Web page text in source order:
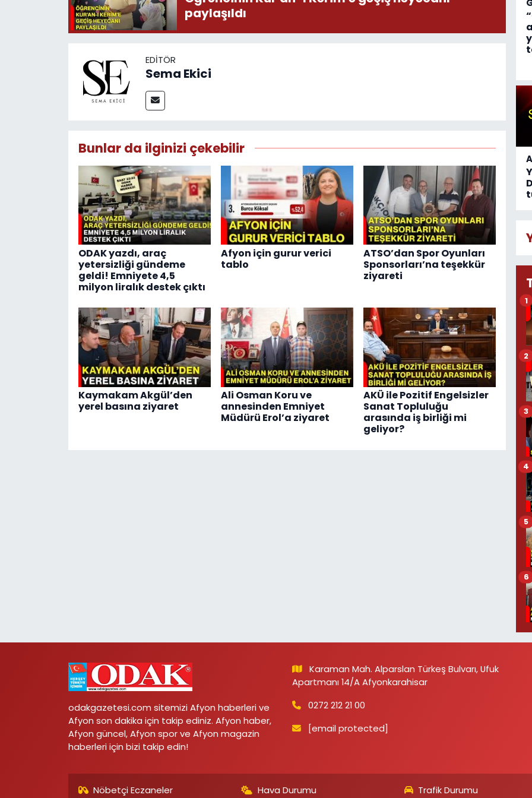
paylaşıldı
EDITÖR
Sema Ekici
Bunlar da ilginizi çekebilir
ODAK yazdı, araç
yetersizliği gündeme
geldi! Emniyete 4,5
milyon liralık destek çıktı
Afyon için gurur verici
tablo
ATSO’dan Spor Oyunları
Sponsorları’na teşekkür
ziyareti
Kaymakam Akgül’den
yerel basına ziyaret
Ali Osman Koru ve
annesinden Emniyet
Müdürü Erol’a ziyaret
AKÜ ile Pozitif Engelsizler
Sanat Topluluğu
arasında iş birliği mi
geliyor?
1
2
3
4
5
6
odakgazetesi.com sitemizi Afyon haberleri ve
Afyon son dakika için takip ediniz. Afyon haber,
Afyon güncel, Afyon spor ve Afyon magazin
haberleri için bizi takip edin!
Karaman Mah. Alparslan Türkeş Bulvarı, Ufuk
Apartmanı 14/A Afyonkarahisar
0272 212 21 00
[email protected]
Nöbetçi Eczaneler Hava Durumu Trafik Durumu